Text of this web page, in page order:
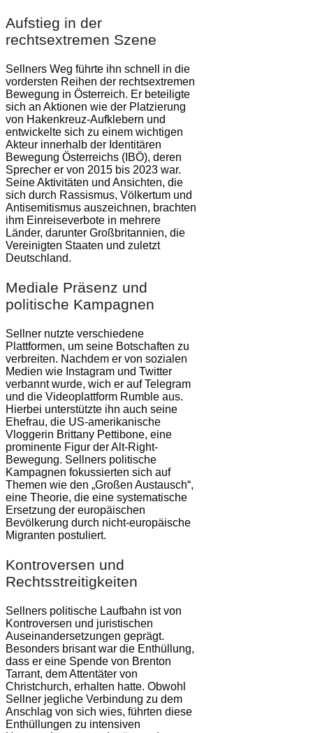
Aufstieg in der
rechtsextremen Szene
Sellners Weg führte ihn schnell in die
vordersten Reihen der rechtsextremen
Bewegung in Österreich. Er beteiligte
sich an Aktionen wie der Platzierung
von Hakenkreuz-Aufklebern und
entwickelte sich zu einem wichtigen
Akteur innerhalb der Identitären
Bewegung Österreichs (IBÖ), deren
Sprecher er von 2015 bis 2023 war.
Seine Aktivitäten und Ansichten, die
sich durch Rassismus, Völkertum und
Antisemitismus auszeichnen, brachten
ihm Einreiseverbote in mehrere
Länder, darunter Großbritannien, die
Vereinigten Staaten und zuletzt
Deutschland.
Mediale Präsenz und
politische Kampagnen
Sellner nutzte verschiedene
Plattformen, um seine Botschaften zu
verbreiten. Nachdem er von sozialen
Medien wie Instagram und Twitter
verbannt wurde, wich er auf Telegram
und die Videoplattform Rumble aus.
Hierbei unterstützte ihn auch seine
Ehefrau, die US-amerikanische
Vloggerin Brittany Pettibone, eine
prominente Figur der Alt-Right-
Bewegung. Sellners politische
Kampagnen fokussierten sich auf
Themen wie den „Großen Austausch“,
eine Theorie, die eine systematische
Ersetzung der europäischen
Bevölkerung durch nicht-europäische
Migranten postuliert.
Kontroversen und
Rechtsstreitigkeiten
Sellners politische Laufbahn ist von
Kontroversen und juristischen
Auseinandersetzungen geprägt.
Besonders brisant war die Enthüllung,
dass er eine Spende von Brenton
Tarrant, dem Attentäter von
Christchurch, erhalten hatte. Obwohl
Sellner jegliche Verbindung zu dem
Anschlag von sich wies, führten diese
Enthüllungen zu intensiven